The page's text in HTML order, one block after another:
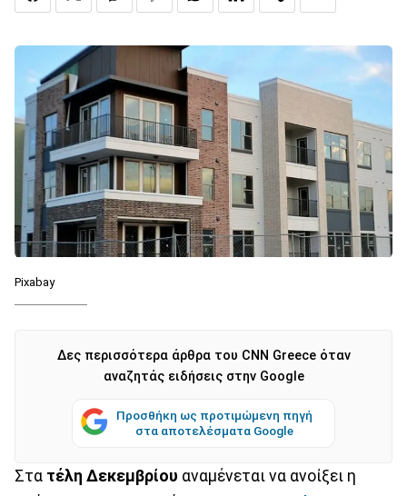
Pixabay
Δες περισσότερα άρθρα του CNN Greece όταν
αναζητάς ειδήσεις στην Google
Προσθήκη ως προτιμώμενη πηγή
στα αποτελέσματα Google
Στα τέλη Δεκεμβρίου αναμένεται να ανοίξει η